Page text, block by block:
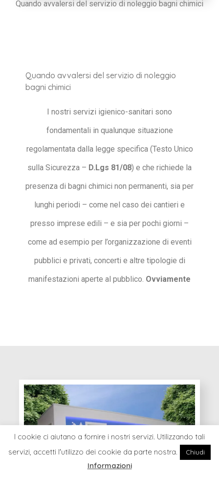
Quando avvalersi del servizio di noleggio
bagni chimici
I nostri servizi igienico-sanitari sono
fondamentali in qualunque situazione
regolamentata dalla legge specifica (Testo Unico
sulla Sicurezza – D.Lgs 81/08) e che richiede la
presenza di bagni chimici non permanenti, sia per
lunghi periodi – come nel caso dei cantieri e
presso imprese edili – e sia per pochi giorni –
come ad esempio per l’organizzazione di eventi
pubblici e privati, concerti e altre tipologie di
manifestazioni aperte al pubblico. Ovviamente
Quando avvalersi del servizio di noleggio bagni chimici
I cookie ci aiutano a fornire i nostri servizi. Utilizzando tali
servizi, accetti l'utilizzo dei cookie da parte nostra.
Chiudi
Informazioni